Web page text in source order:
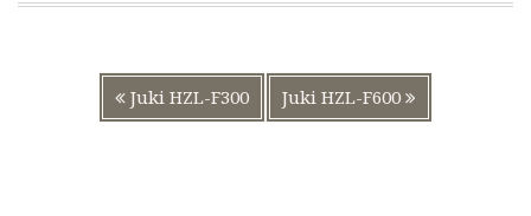
Nawigacja
Poprzedni
wpis:
Juki HZL-F300 Juki HZL-F600 Następny
wpis: